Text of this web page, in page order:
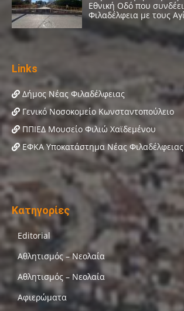
Links
Δήμος Νέας Φιλαδέλφειας
Γενικό Νοσοκομείο Κωνσταντοπούλειο
ΠΠΙΕΔ Μουσείο Φιλιώ Χαϊδεμένου
ΕΦΚΑ Υποκατάστημα Νέας Φιλαδέλφειας
Κατηγορίες
Editorial
Αθλητισμός – Νεολαία
Αθλητισμός – Νεολαία
Αφιερώματα